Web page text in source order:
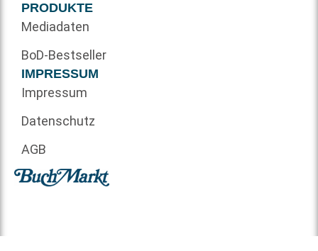
PRODUKTE
Mediadaten
BoD-Bestseller
IMPRESSUM
Impressum
Datenschutz
AGB